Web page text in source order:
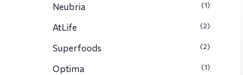
Neubria (1)
AtLife (2)
Superfoods (2)
Optima (1)